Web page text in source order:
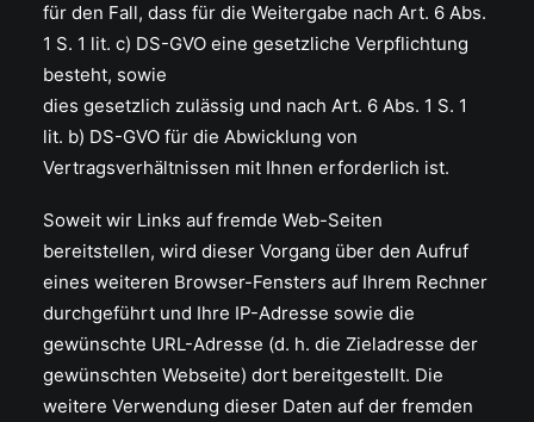
für den Fall, dass für die Weitergabe nach Art. 6 Abs.
1 S. 1 lit. c) DS-GVO eine gesetzliche Verpflichtung
besteht, sowie
dies gesetzlich zulässig und nach Art. 6 Abs. 1 S. 1
lit. b) DS-GVO für die Abwicklung von
Vertragsverhältnissen mit Ihnen erforderlich ist.
Soweit wir Links auf fremde Web-Seiten
bereitstellen, wird dieser Vorgang über den Aufruf
eines weiteren Browser-Fensters auf Ihrem Rechner
durchgeführt und Ihre IP-Adresse sowie die
gewünschte URL-Adresse (d. h. die Zieladresse der
gewünschten Webseite) dort bereitgestellt. Die
weitere Verwendung dieser Daten auf der fremden